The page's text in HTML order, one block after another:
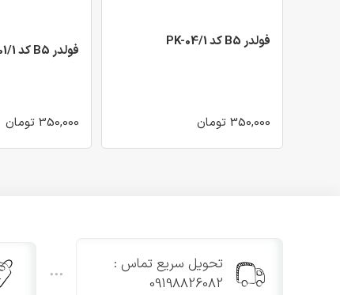
فولدر B5 کد PK-04/1
350,000 تومان
فولدر B5 کد PK-01/1
350,000 تومان
تحویل سریع تماس :
09198826082